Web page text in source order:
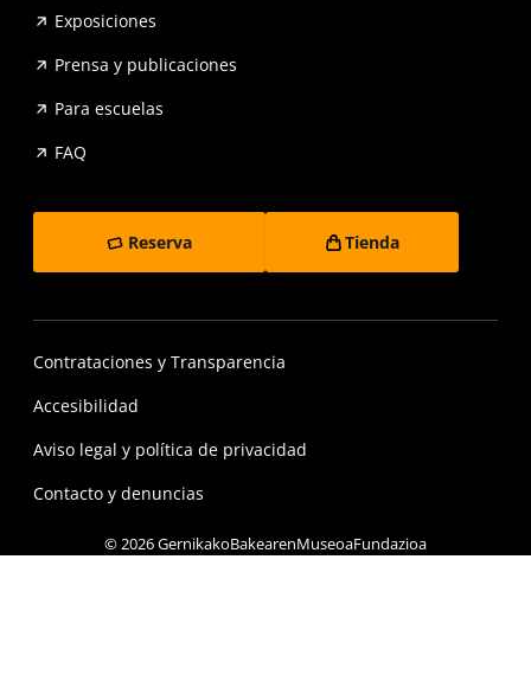
Exposiciones
Prensa y publicaciones
Para escuelas
FAQ
Reserva Tienda
Contrataciones y Transparencia
Accesibilidad
Aviso legal y política de privacidad
Contacto y denuncias
© 2026 GernikakoBakearenMuseoaFundazioa